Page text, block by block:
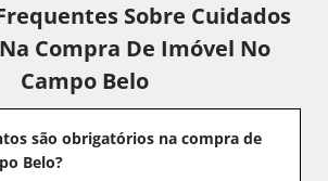
Sobre Cuidados
Compra De Imóvel No
Campo Belo
são obrigatórios na compra de
Belo?